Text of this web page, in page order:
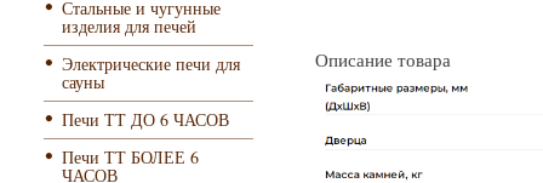
Описание товара
Стальные и чугунные
изделия для печей
Электрические печи для
сауны
Печи ТТ ДО 6 ЧАСОВ
Печи ТТ БОЛЕЕ 6
ЧАСОВ